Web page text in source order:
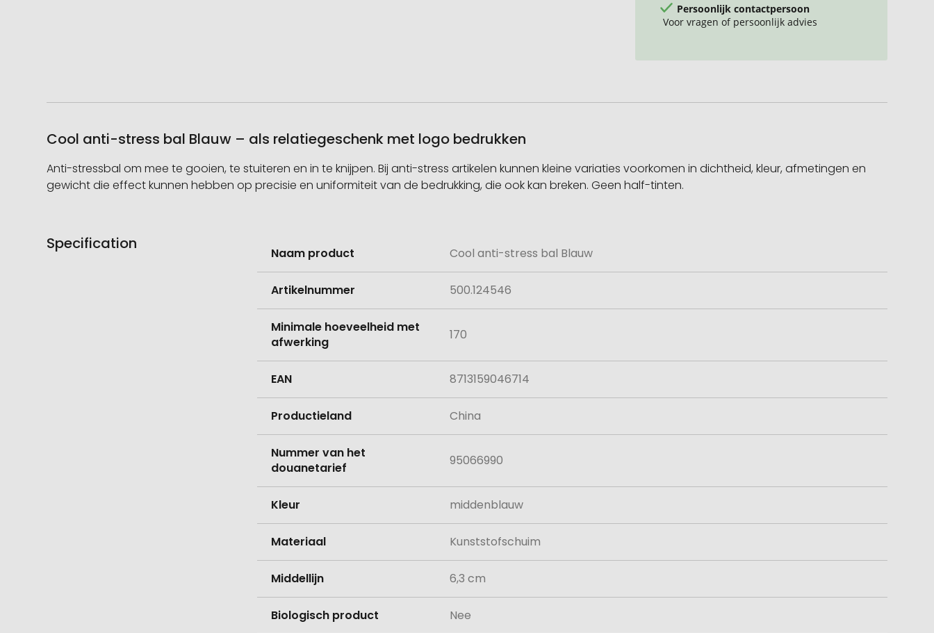
Persoonlijk contactpersoon
Voor vragen of persoonlijk advies
Cool anti-stress bal Blauw – als relatiegeschenk met logo bedrukken
Anti-stressbal om mee te gooien, te stuiteren en in te knijpen. Bij anti-stress artikelen kunnen kleine variaties voorkomen in dichtheid, kleur, afmetingen en
gewicht die effect kunnen hebben op precisie en uniformiteit van de bedrukking, die ook kan breken. Geen half-tinten.
Specification
informatie
Naam product Cool anti-stress bal Blauw
Artikelnummer 500.124546
Minimale hoeveelheid met
afwerking
170
EAN 8713159046714
Productieland China
Nummer van het
douanetarief
95066990
Kleur middenblauw
Materiaal Kunststofschuim
Middellijn 6,3 cm
Biologisch product Nee